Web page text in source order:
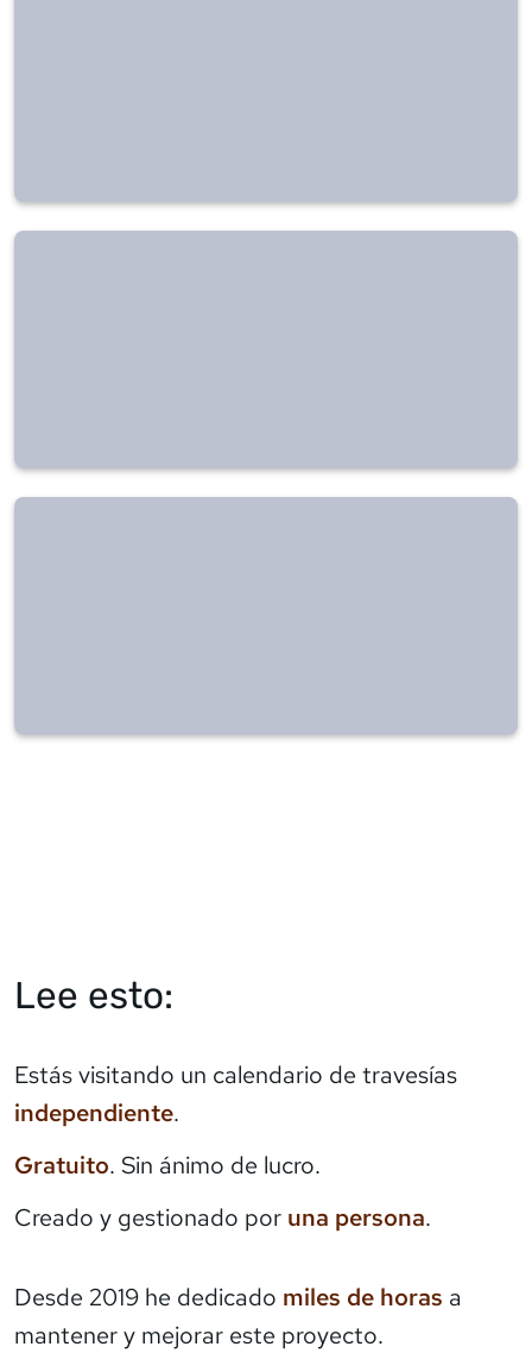
Lee esto:
Estás visitando un calendario de travesías
independiente.
Gratuito. Sin ánimo de lucro.
Creado y gestionado por una persona.
Desde 2019 he dedicado miles de horas a
mantener y mejorar este proyecto.